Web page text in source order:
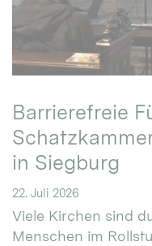
Barrierefreie
in Siegburg
22. Juli 2026
Viele Kirchen sind
Menschen im